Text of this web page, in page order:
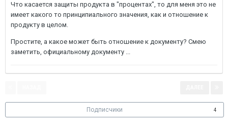
Что касается защиты продукта в "процентах", то для меня это не
имеет какого то принципиального значения, как и отношение к
продукту в целом.
Простите, а какое может быть отношение к документу? Смею
заметить, официальному документу ...
Подписчики 4